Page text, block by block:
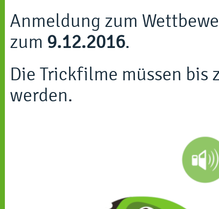
Anmeldung zum
zum 9.12.2016.
Die Trickfilme müssen bis
werden.